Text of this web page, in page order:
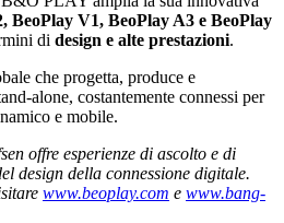
BeoPlay V1, BeoPlay A3 e BeoPlay
di design e alte prestazioni.
che progetta, produce e
alone, costantemente connessi per
e mobile.
offre esperienze di ascolto e di
design della connessione digitale.
www.beoplay.com e www.bang-